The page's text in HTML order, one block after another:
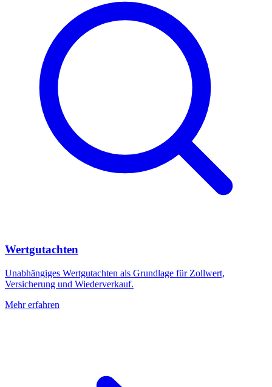
Wertgutachten
Unabhängiges Wertgutachten als Grundlage für Zollwert,
Versicherung und Wiederverkauf.
Mehr erfahren